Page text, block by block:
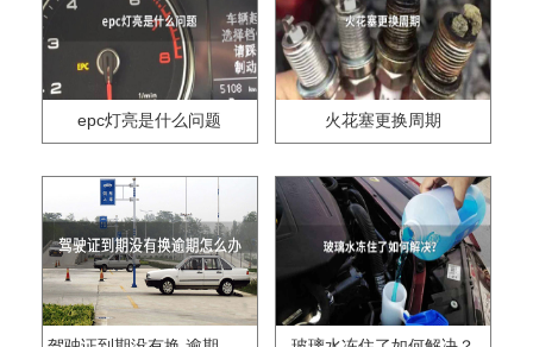
epc灯亮是什么问题 火花塞更换周期